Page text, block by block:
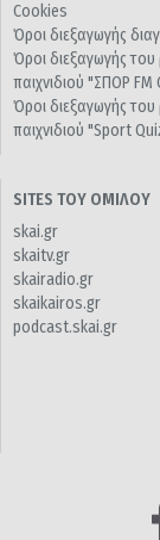
Cookies
Όροι διεξαγωγής
Όροι διεξαγωγής
παιχνιδιού "ΣΠΟΡ FM
Όροι διεξαγωγής
παιχνιδιού "Sport
SITES ΤΟΥ ΟΜΙΛΟΥ
skai.gr
skaitv.gr
skairadio.gr
skaikairos.gr
podcast.skai.gr